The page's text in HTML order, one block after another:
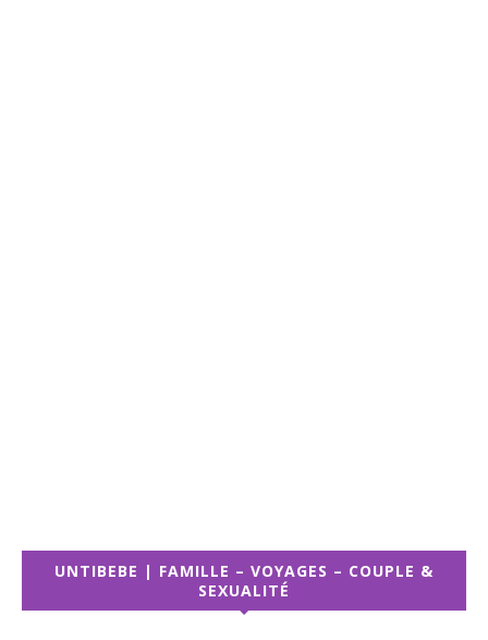
UNTIBEBE | FAMILLE – VOYAGES – COUPLE &
SEXUALITÉ